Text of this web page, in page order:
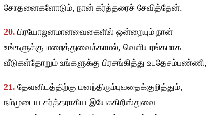
சோதனைகளோடும், நான் கர்த்தரைச் சேவித்தேன்.
20. பிரயோஜனமானவைகைளில் ஒன்றையும் நான்
உங்களுக்கு மறைத்துவைக்காமல், வெளியரங்கமாக
வீடுகள்தோறும் உங்களுக்கு பிரசங்கித்து உபதேசம்பண்ணி,
21. தேவனிடத்திற்கு மனந்திரும்புவதைக்குறித்தும்,
நம்முடைய கர்த்தராகிய இயேசுகிறிஸ்துவை